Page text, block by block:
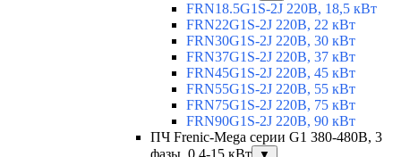
FRN18.5G1S-2J 220В, 18,5 кВт
FRN22G1S-2J 220В, 22 кВт
FRN30G1S-2J 220В, 30 кВт
FRN37G1S-2J 220В, 37 кВт
FRN45G1S-2J 220В, 45 кВт
FRN55G1S-2J 220В, 55 кВт
FRN75G1S-2J 220В, 75 кВт
FRN90G1S-2J 220В, 90 кВт
ПЧ Frenic-Mega серии G1 380-480В, 3